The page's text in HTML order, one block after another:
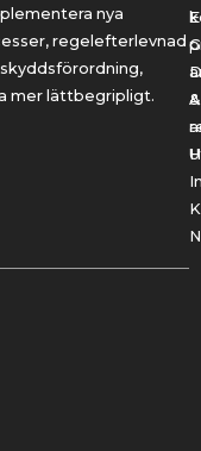
nya
regelefterlevnad
mer lättbegripligt.
&